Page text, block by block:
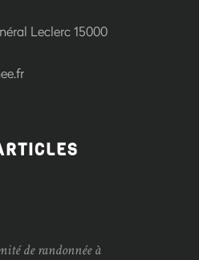
Leclerc 15000
de randonnée à